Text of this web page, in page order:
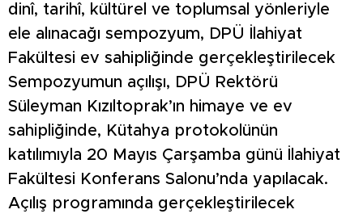
dinî, tarihî, kültürel ve toplumsal yönleriyle
ele alınacağı sempozyum, DPÜ İlahiyat
Fakültesi ev sahipliğinde gerçekleştirilecek
Sempozyumun açılışı, DPÜ Rektörü
Süleyman Kızıltoprak’ın himaye ve ev
sahipliğinde, Kütahya protokolünün
katılımıyla 20 Mayıs Çarşamba günü İlahiyat
Fakültesi Konferans Salonu’nda yapılacak.
Açılış programında gerçekleştirilecek